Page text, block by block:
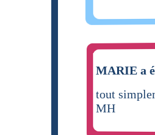
MARIE a
tout
MH